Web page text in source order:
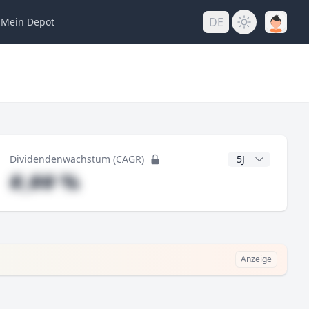
Mein Depot DE
Dividendenwachstum (CAGR) CAGR Jahre
#,## %
Anzeige